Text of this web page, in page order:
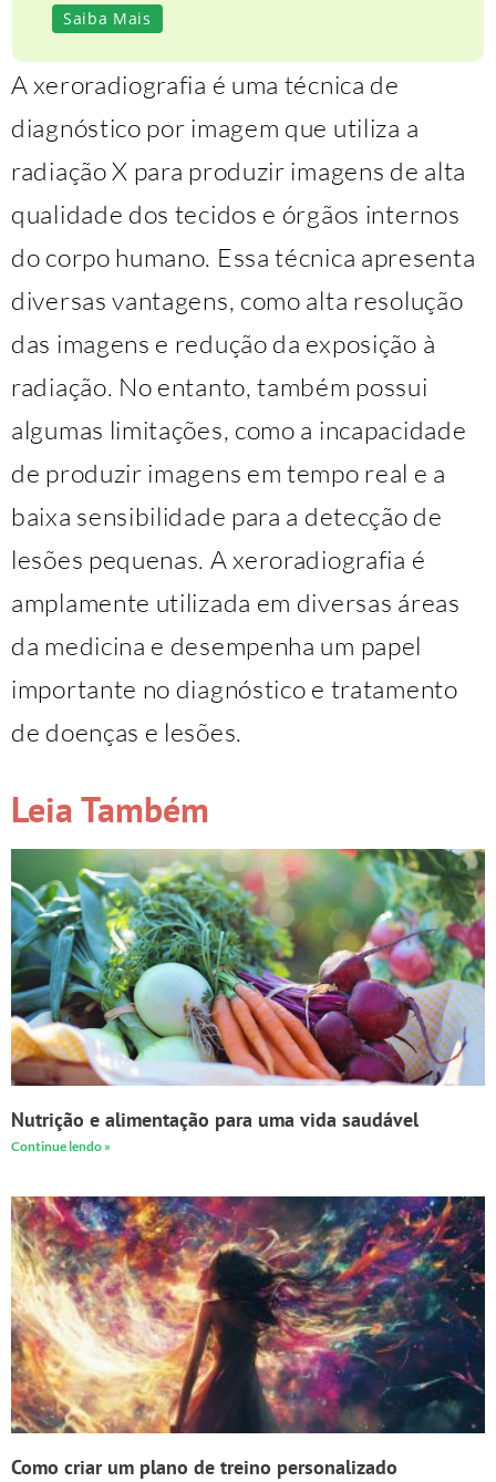
Saiba Mais
A xeroradiografia é uma técnica de
diagnóstico por imagem que utiliza a
radiação X para produzir imagens de alta
qualidade dos tecidos e órgãos internos
do corpo humano. Essa técnica apresenta
diversas vantagens, como alta resolução
das imagens e redução da exposição à
radiação. No entanto, também possui
algumas limitações, como a incapacidade
de produzir imagens em tempo real e a
baixa sensibilidade para a detecção de
lesões pequenas. A xeroradiografia é
amplamente utilizada em diversas áreas
da medicina e desempenha um papel
importante no diagnóstico e tratamento
de doenças e lesões.
Leia Também
Nutrição e alimentação para uma vida saudável
Continue lendo »
Como criar um plano de treino personalizado